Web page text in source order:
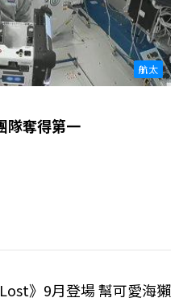
航太
奪得第一
》9月登場 幫可愛海獺